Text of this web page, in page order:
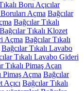
Boru Açıcılar
Açma Bağcılar
Bağcılar Tıkalı
Bağcılar Tıkalı Klozet
Açma Bağcılar Tıkalı
Bağcılar Tıkalı Lavabo
Tıkalı Lavabo Gideri
Tıkalı Pimaş Açan
Pimaş Açma Bağcılar
Açıcı Bağcılar Tıkalı